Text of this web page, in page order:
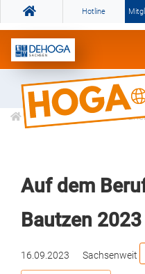
Hotline
Informationen
Auf dem
Bautzen
16.09.2023 Sachsenweit